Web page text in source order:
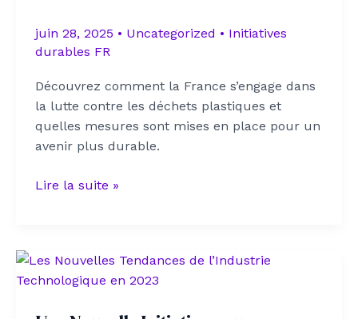
juin 28, 2025 • Uncategorized • Initiatives
durables FR
Découvrez comment la France s’engage dans
la lutte contre les déchets plastiques et
quelles mesures sont mises en place pour un
avenir plus durable.
La
Plastiques
en
Lire la suite »